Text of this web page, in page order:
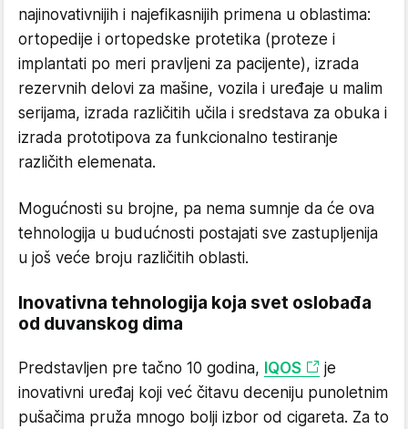
najinovativnijih i najefikasnijih primena u oblastima:
ortopedije i ortopedske protetika (proteze i
implantati po meri pravljeni za pacijente), izrada
rezervnih delovi za mašine, vozila i uređaje u malim
serijama, izrada različitih učila i sredstava za obuka i
izrada prototipova za funkcionalno testiranje
različith elemenata.
Mogućnosti su brojne, pa nema sumnje da će ova
tehnologija u budućnosti postajati sve zastupljenija
u još veće broju različitih oblasti.
Inovativna tehnologija koja svet oslobađa
od duvanskog dima
Predstavljen pre tačno 10 godina, IQOS
je
inovativni uređaj koji već čitavu deceniju punoletnim
pušačima pruža mnogo bolji izbor od cigareta. Za to